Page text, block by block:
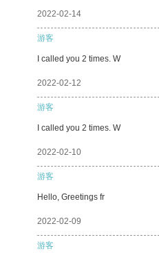
2022-02-14
游客
I called you 2 times. W
2022-02-12
游客
I called you 2 times. W
2022-02-10
游客
Hello, Greetings fr
2022-02-09
游客